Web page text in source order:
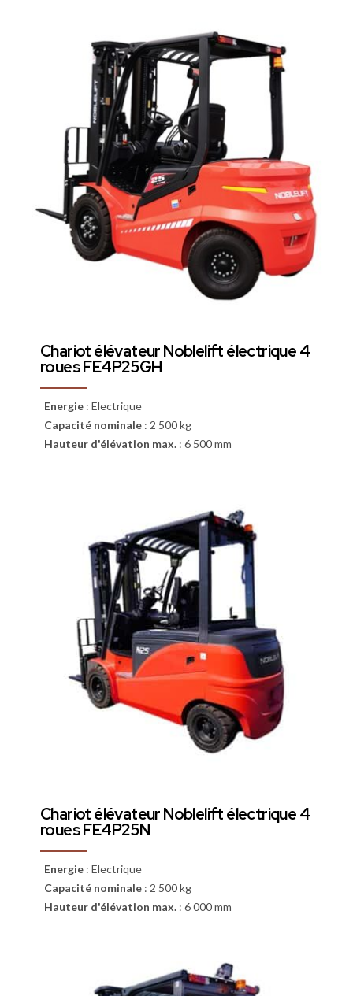
Chariot élévateur Noblelift électrique 4
roues FE4P25GH
Energie : Electrique
Capacité nominale : 2 500 kg
Hauteur d'élévation max. : 6 500 mm
Chariot élévateur Noblelift électrique 4
roues FE4P25N
Energie : Electrique
Capacité nominale : 2 500 kg
Hauteur d'élévation max. : 6 000 mm